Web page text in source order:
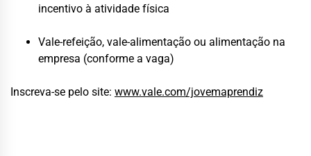
incentivo à atividade física
Vale-refeição, vale-alimentação ou alimentação na
empresa (conforme a vaga)
Inscreva-se pelo site: www.vale.com/jovemaprendiz